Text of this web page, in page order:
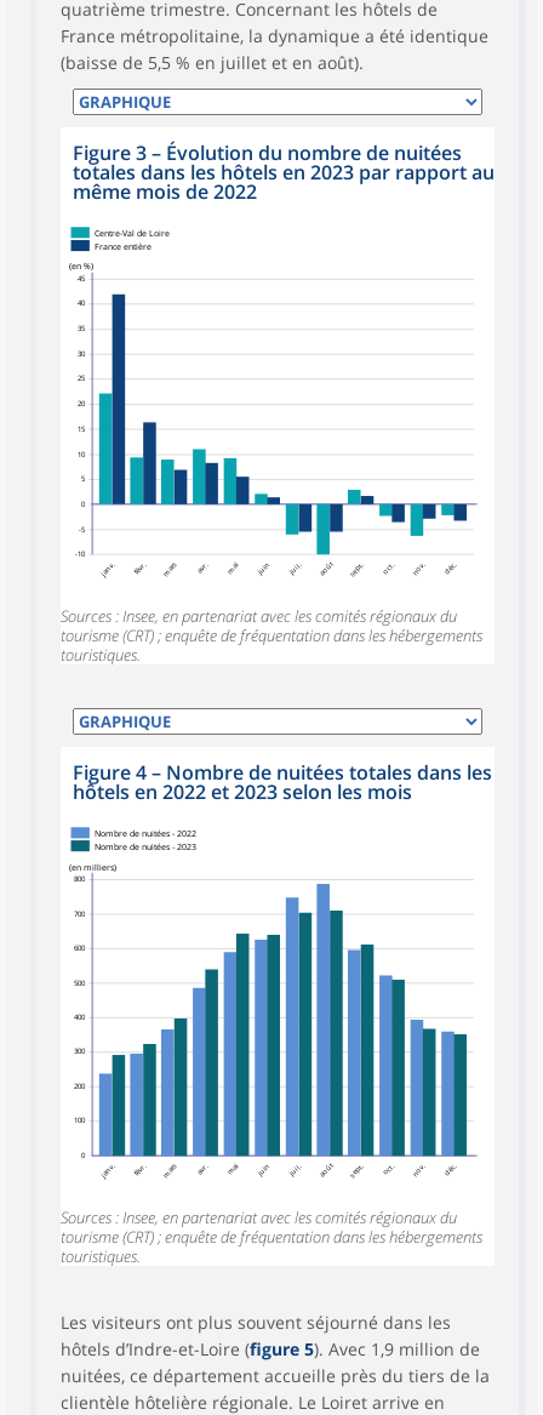
quatrième trimestre. Concernant les hôtels de
France métropolitaine, la dynamique a été identique
(baisse de 5,5 % en juillet et en août).
Figure 3– Évolution du nombre de nuitées
totales dans les hôtels en 2023 par rapport au
même mois de 2022
0
5
10
15
20
25
30
35
40
45
-5
-10
(en %)
janv. févr. mars avr. mai juin juil. août sept. oct. nov. déc.
Centre-Val de Loire
France entière
Sources : Insee, en partenariat avec les comités régionaux du
tourisme (CRT) ; enquête de fréquentation dans les hébergements
touristiques.
Figure 4– Nombre de nuitées totales dans les
hôtels en 2022 et 2023 selon les mois
0
100
200
300
400
500
600
700
800
(en milliers)
janv. févr. mars avr. mai juin juil. août sept. oct. nov. déc.
Nombre de nuitées - 2022
Nombre de nuitées - 2023
Sources : Insee, en partenariat avec les comités régionaux du
tourisme (CRT) ; enquête de fréquentation dans les hébergements
touristiques.
Les visiteurs ont plus souvent séjourné dans les
hôtels d’Indre-et-Loire (figure 5). Avec 1,9 million de
nuitées, ce département accueille près du tiers de la
clientèle hôtelière régionale. Le Loiret arrive en